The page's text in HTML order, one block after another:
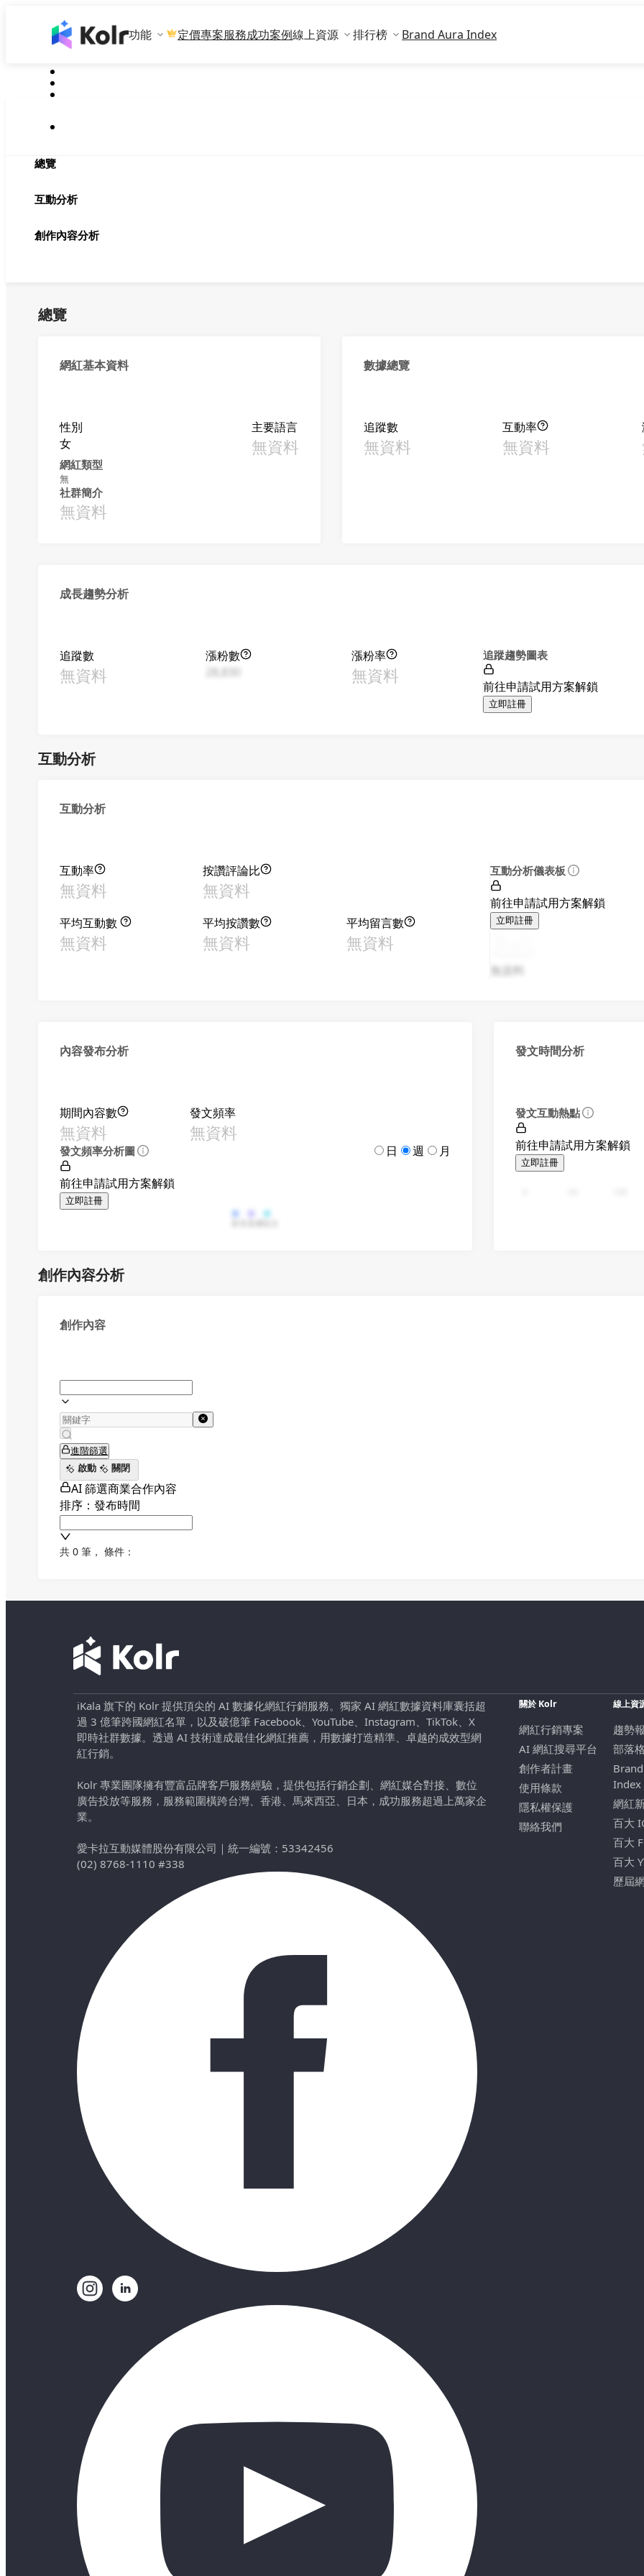
功能 定價專案服務成功案例線上資源 排行榜 Brand Aura Index
總覽
互動分析
創作內容分析
總覽
網紅基本資料
性別
女
主要語言
無資料
網紅類型
無
社群簡介
無資料
數據總覽
追蹤數
無資料
互動率
無資料
成長趨勢分析
追蹤數
無資料
漲粉數
漲粉率
無資料
追蹤趨勢圖表
前往申請試用方案解鎖
立即註冊
互動分析
互動分析
互動率
無資料
按讚評論比
無資料
平均互動數
無資料
平均按讚數
無資料
平均留言數
無資料
互動分析儀表板
前往申請試用方案解鎖
立即註冊
無資料
內容發布分析
期間內容數
無資料
發文頻率
無資料
發文頻率分析圖 日 週 月
前往申請試用方案解鎖
立即註冊
發文時間分析
發文互動熱點
前往申請試用方案解鎖
立即註冊
創作內容分析
創作內容
進階篩選
啟動
關閉
AI 篩選商業合作內容
排序：發布時間
共 0 筆 ， 條件：
iKala 旗下的 Kolr 提供頂尖的 AI 數據化網紅行銷服務。獨家 AI 網紅數據資料庫囊括超
過 3 億筆跨國網紅名單，以及破億筆 Facebook、YouTube、Instagram、TikTok、X
即時社群數據。透過 AI 技術達成最佳化網紅推薦，用數據打造精準、卓越的成效型網
紅行銷。
Kolr 專業團隊擁有豐富品牌客戶服務經驗，提供包括行銷企劃、網紅媒合對接、數位
廣告投放等服務，服務範圍橫跨台灣、香港、馬來西亞、日本，成功服務超過上萬家企
業。
愛卡拉互動媒體股份有限公司 ｜ 統一編號：53342456
(02) 8768-1110 #338
關於 Kolr
網紅行銷專案
AI 網紅搜尋平台
創作者計畫
使用條款
隱私權保護
聯絡我們
線上資
趨勢
部落格
Index
網紅
百大
百大
百大
歷屆